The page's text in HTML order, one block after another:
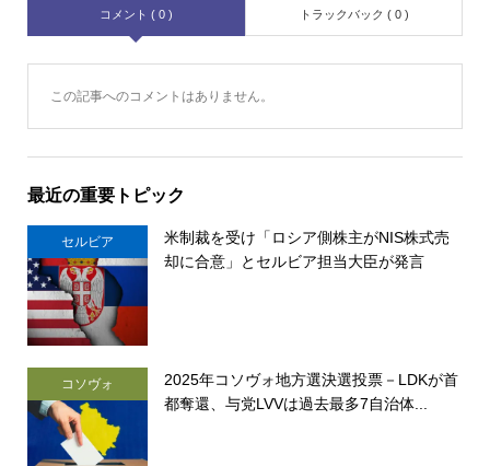
コメント ( 0 ) トラックバック ( 0 )
この記事へのコメントはありません。
最近の重要トピック
セルビア
米制裁を受け「ロシア側株主がNIS株式売
却に合意」とセルビア担当大臣が発言
コソヴォ
2025年コソヴォ地方選決選投票－LDKが首
都奪還、与党LVVは過去最多7自治体...